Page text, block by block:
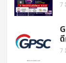
7
7